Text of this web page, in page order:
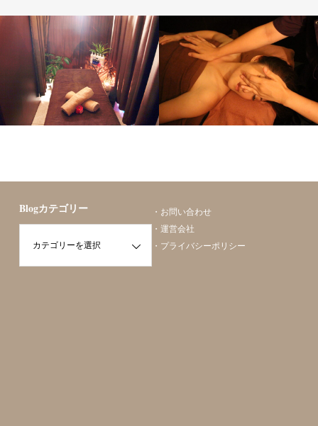
Blogカテゴリー ・ お問い合わせ
・ 運営会社
・ プライバシーポリシー